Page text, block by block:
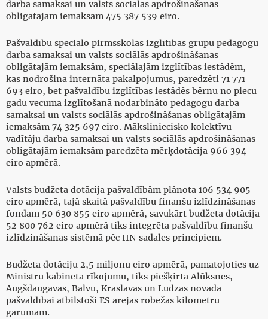
darba samaksai un valsts sociālās apdrošināšanas
obligātajām iemaksām 475 387 539 eiro.
Pašvaldību speciālo pirmsskolas izglītības grupu pedagogu
darba samaksai un valsts sociālās apdrošināšanas
obligātajām iemaksām, speciālajām izglītības iestādēm,
kas nodrošina internāta pakalpojumus, paredzēti 71 771
693 eiro, bet pašvaldību izglītības iestādēs bērnu no piecu
gadu vecuma izglītošanā nodarbināto pedagogu darba
samaksai un valsts sociālās apdrošināšanas obligātajām
iemaksām 74 325 697 eiro. Māksliniecisko kolektīvu
vadītāju darba samaksai un valsts sociālās apdrošināšanas
obligātajām iemaksām paredzēta mērķdotācija 966 394
eiro apmērā.
Valsts budžeta dotācija pašvaldībām plānota 106 534 905
eiro apmērā, tajā skaitā pašvaldību finanšu izlīdzināšanas
fondam 50 630 855 eiro apmērā, savukārt budžeta dotācija
52 800 762 eiro apmērā tiks integrēta pašvaldību finanšu
izlīdzināšanas sistēmā pēc IIN sadales principiem.
Budžeta dotāciju 2,5 miljonu eiro apmērā, pamatojoties uz
Ministru kabineta rīkojumu, tiks piešķirta Alūksnes,
Augšdaugavas, Balvu, Krāslavas un Ludzas novada
pašvaldībai atbilstoši ES ārējās robežas kilometru
garumam.